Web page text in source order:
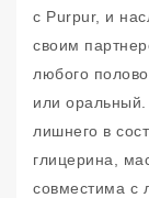
с Purpur, и
своим
любого
или
лишнего в
глицерина,
совместима с